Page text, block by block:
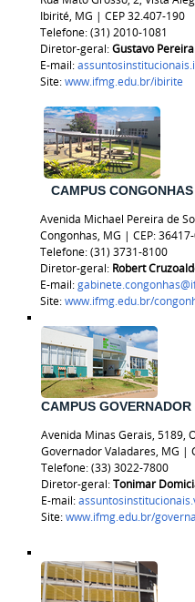
Ibirité, MG | CEP 32.407-190
Telefone: (31) 2010-1081
Diretor-geral:Gustavo
E-mail:
Site:www.ifmg.edu.br/ibirite
CAMPUS CONGONHAS
Avenida Michael Pereira de
Congonhas, MG | CEP:
Telefone: (31) 3731-8100
Diretor-geral: Robert
E-mail:
Site:www.ifmg.edu.br/
CAMPUS
Avenida Minas Gerais, 5189,
Governador Valadares, MG |
Telefone: (33) 3022-7800
Diretor-geral:Tonimar
E-mail:
Site:www.ifmg.edu.br/